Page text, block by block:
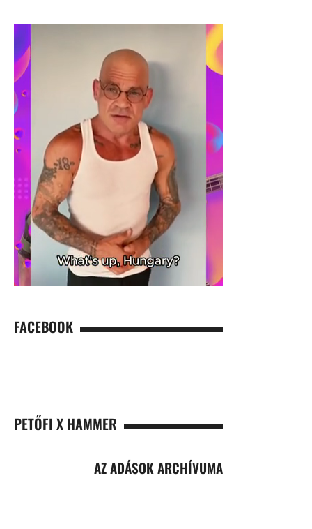
FACEBOOK
PETŐFI X HAMMER
AZ ADÁSOK ARCHÍVUMA